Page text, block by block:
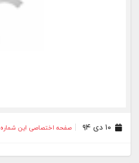
۱۰ دی ۹۴ صفحه اختصاصی این شماره